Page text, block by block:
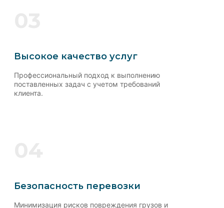
Высокое качество услуг
Профессиональный подход к выполнению
поставленных задач с учетом требований
клиента.
Безопасность перевозки
Минимизация рисков повреждения грузов и